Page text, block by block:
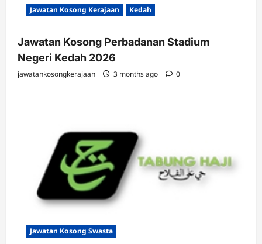
Jawatan Kosong Kerajaan Kedah
Jawatan Kosong Perbadanan Stadium
Negeri Kedah 2026
jawatankosongkerajaan 3 months ago 0
Jawatan Kosong Swasta